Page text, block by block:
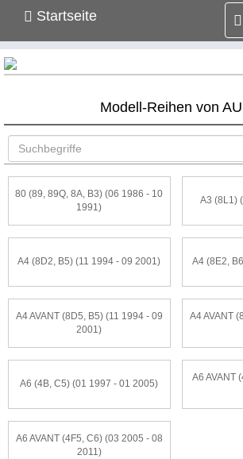
Startseite
Modell-Reihen von
80 (89, 89Q, 8A, B3) (06 1986 - 10
1991)
A3 (8L1)
A4 (8D2, B5) (11 1994 - 09 2001) A4 (8E2,
A4 AVANT (8D5, B5) (11 1994 - 09
2001)
A4 AVANT
A6 (4B, C5) (01 1997 - 01 2005)
A6 AVANT
A6 AVANT (4F5, C6) (03 2005 - 08
2011)